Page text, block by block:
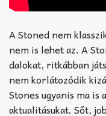
A Stoned nem
nem is lehet az. A
dalokat, ritkábban
nem korlátozódik
Stones ugyanis ma
aktualitásukat. Sőt,